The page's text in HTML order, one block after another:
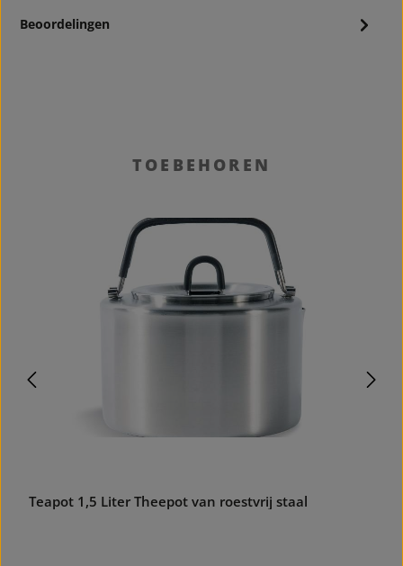
Beoordelingen
Productgalerij overslaanTOEBEHOREN
Teapot 1,5 Liter Theepot van roestvrij staal